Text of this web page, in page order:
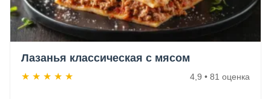
Лазанья классическая с мясом
★ ★ ★ ★ ★ 4,9 • 81 оценка